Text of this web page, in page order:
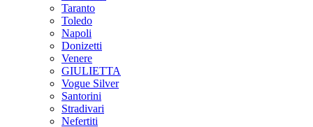
Taranto
Toledo
Napoli
Donizetti
Venere
GIULIETTA
Vogue Silver
Santorini
Stradivari
Nefertiti